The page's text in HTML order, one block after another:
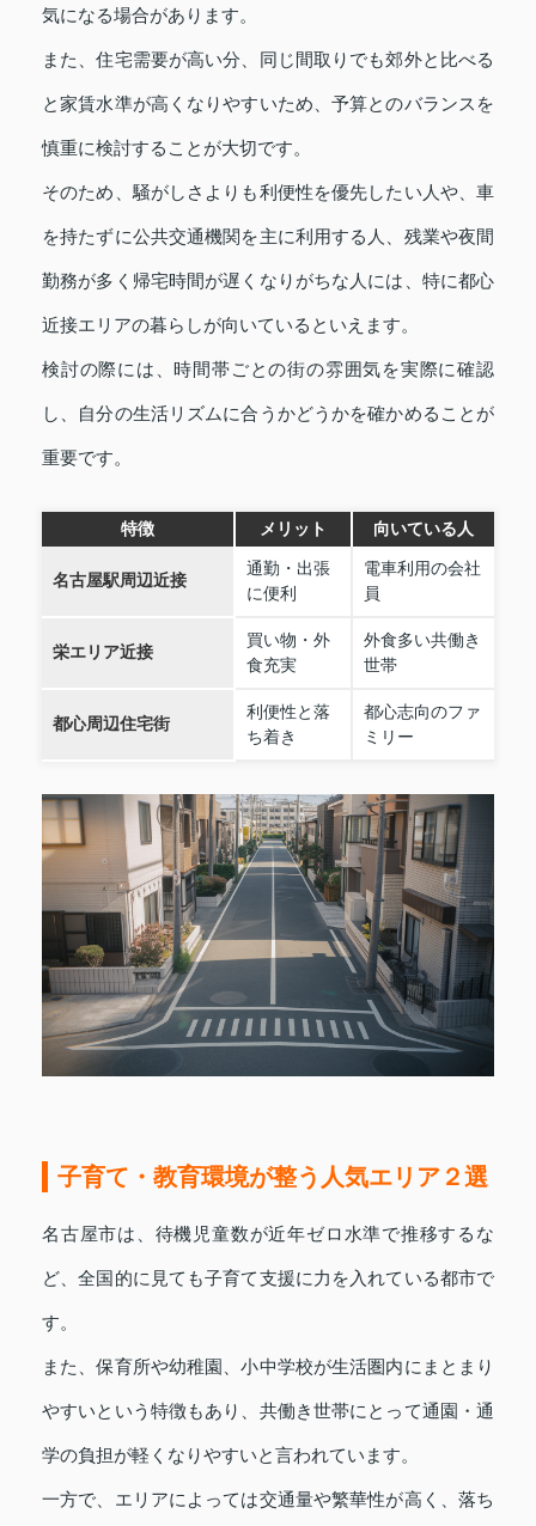
気になる場合があります。
また、住宅需要が高い分、同じ間取りでも郊外と比べる
と家賃水準が高くなりやすいため、予算とのバランスを
慎重に検討することが大切です。
そのため、騒がしさよりも利便性を優先したい人や、車
を持たずに公共交通機関を主に利用する人、残業や夜間
勤務が多く帰宅時間が遅くなりがちな人には、特に都心
近接エリアの暮らしが向いているといえます。
検討の際には、時間帯ごとの街の雰囲気を実際に確認
し、自分の生活リズムに合うかどうかを確かめることが
重要です。
特徴 メリット 向いている人
名古屋駅周辺近接
通勤・出張
に便利
電車利用の会社
員
栄エリア近接
買い物・外
食充実
外食多い共働き
世帯
都心周辺住宅街
利便性と落
ち着き
都心志向のファ
ミリー
子育て・教育環境が整う人気エリア２選
名古屋市は、待機児童数が近年ゼロ水準で推移するな
ど、全国的に見ても子育て支援に力を入れている都市で
す。
また、保育所や幼稚園、小中学校が生活圏内にまとまり
やすいという特徴もあり、共働き世帯にとって通園・通
学の負担が軽くなりやすいと言われています。
一方で、エリアによっては交通量や繁華性が高く、落ち